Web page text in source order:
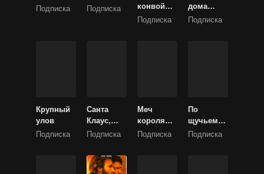
Подписка
Подписка
конвой
(Золотой
Подписка
дома
Гарретов
Подписка
Крупный
улов
Подписка
Санта
Клаус,
моя
Подписка
Меч
короля
(Бастард)
Подписка
По
щучьему
велению
Подписка